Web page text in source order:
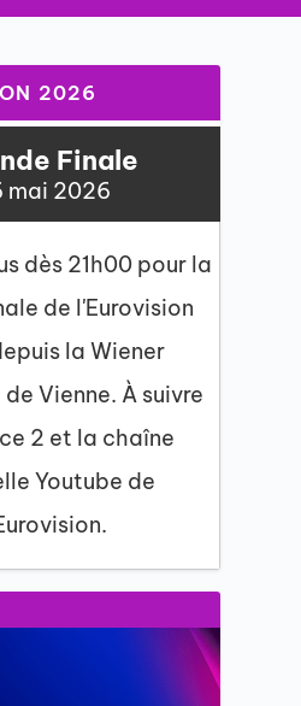
2026
Finale
mai 2026
dès 21h00 pour la
de l'Eurovision
la Wiener
Vienne. À suivre
2 et la chaîne
Youtube de